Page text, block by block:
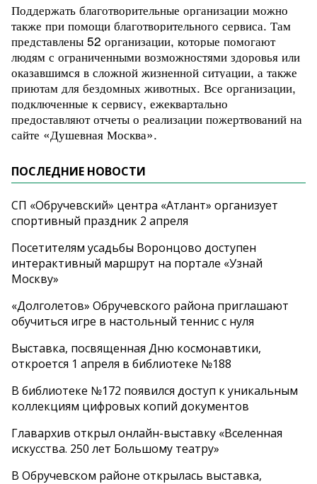
Поддержать благотворительные организации можно
также при помощи благотворительного сервиса. Там
представлены 52 организации, которые помогают
людям с ограниченными возможностями здоровья или
оказавшимся в сложной жизненной ситуации, а также
приютам для бездомных животных. Все организации,
подключенные к сервису, ежеквартально
предоставляют отчеты о реализации пожертвований на
сайте «Душевная Москва».
ПОСЛЕДНИЕ НОВОСТИ
СП «Обручевский» центра «Атлант» организует
спортивный праздник 2 апреля
Посетителям усадьбы Воронцово доступен
интерактивный маршрут на портале «Узнай
Москву»
«Долголетов» Обручевского района приглашают
обучиться игре в настольный теннис с нуля
Выставка, посвященная Дню космонавтики,
откроется 1 апреля в библиотеке №188
В библиотеке №172 появился доступ к уникальным
коллекциям цифровых копий документов
Главархив открыл онлайн-выставку «Вселенная
искусства. 250 лет Большому театру»
В Обручевском районе открылась выставка,